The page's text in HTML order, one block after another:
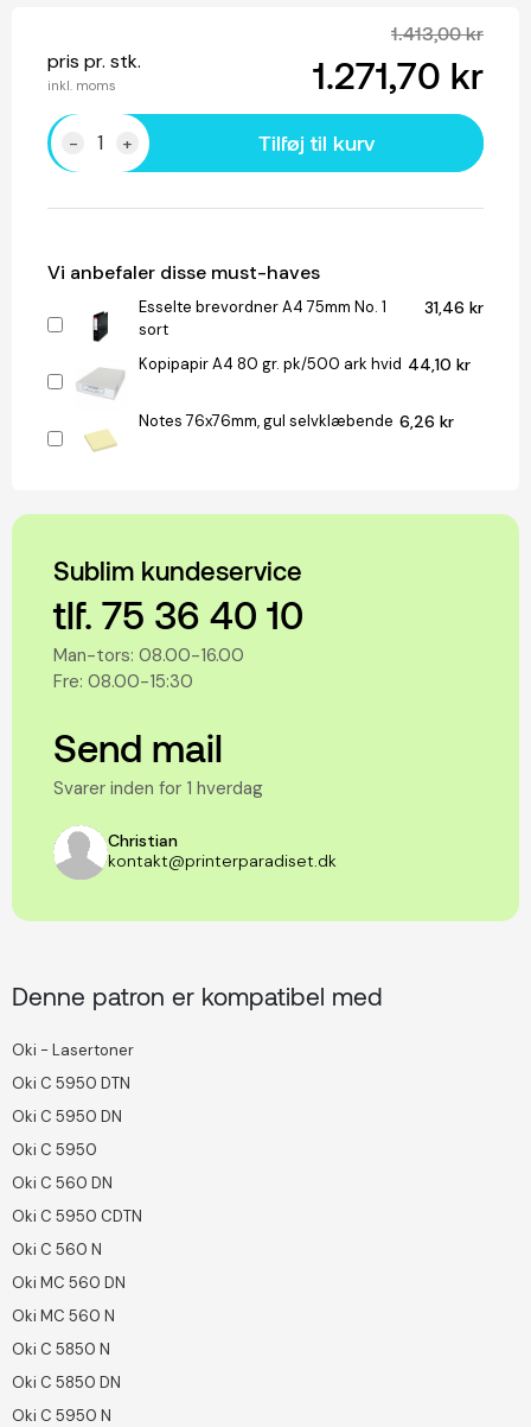
1.413,00 kr
pris pr. stk.
inkl. moms 1.271,70 kr
- + Tilføj til kurv
Vi anbefaler disse must-haves
Esselte brevordner A4 75mm No. 1
sort
31,46 kr
Kopipapir A4 80 gr. pk/500 ark hvid 44,10 kr
Notes 76x76mm, gul selvklæbende 6,26 kr
Sublim kundeservice
tlf. 75 36 40 10
Man-tors: 08.00-16.00
Fre: 08.00-15:30
Send mail
Svarer inden for 1 hverdag
Christian
kontakt@printerparadiset.dk
Denne patron er kompatibel med
Oki - Lasertoner
Oki C 5950 DTN
Oki C 5950 DN
Oki C 5950
Oki C 560 DN
Oki C 5950 CDTN
Oki C 560 N
Oki MC 560 DN
Oki MC 560 N
Oki C 5850 N
Oki C 5850 DN
Oki C 5950 N